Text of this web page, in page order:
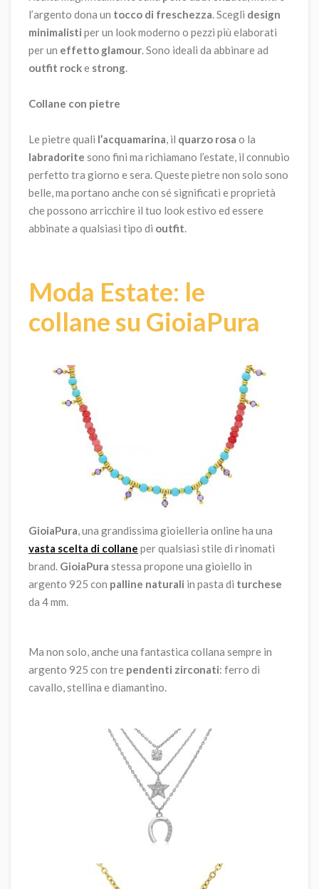
l’argento dona un tocco di freschezza. Scegli design
minimalisti per un look moderno o pezzi più elaborati
per un effetto glamour. Sono ideali da abbinare ad
outfit rocke strong.
Collane con pietre
Le pietre quali l’acquamarina, il quarzo rosa o la
labradorite sono fini ma richiamano l’estate, il connubio
perfetto tra giorno e sera. Queste pietre non solo sono
belle, ma portano anche con sé significati e proprietà
che possono arricchire il tuo look estivo ed essere
abbinate a qualsiasi tipo di outfit.
Moda Estate: le
collane su GioiaPura
GioiaPura, una grandissima gioielleria online ha una
vasta scelta di collane per qualsiasi stile di rinomati
brand. GioiaPura stessa propone una gioiello in
argento 925 con palline naturali in pasta di turchese
da 4 mm.
Ma non solo, anche una fantastica collana sempre in
argento 925 con tre pendenti zirconati: ferro di
cavallo, stellina e diamantino.